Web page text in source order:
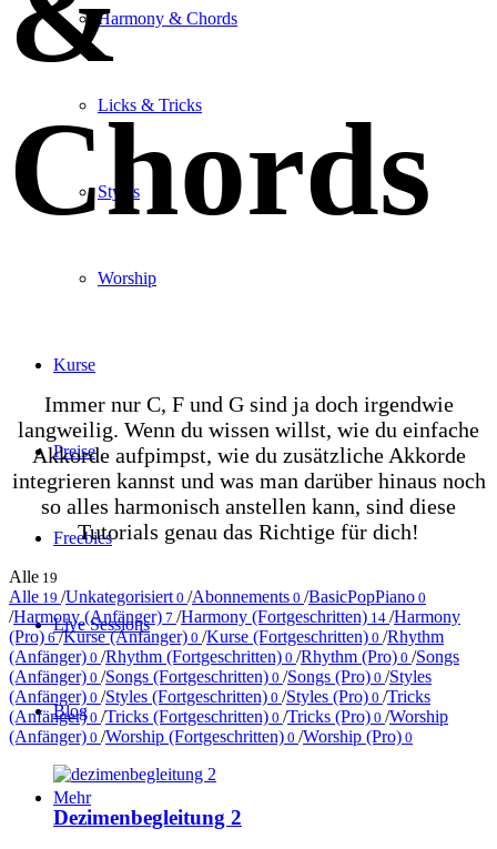
Harmony & Chords
Licks & Tricks
Styles
Worship
Kurse
Preise
Freebies
Live Sessions
Blog
Mehr
Chords
Immer nur C, F und G sind ja doch irgendwie
langweilig. Wenn du wissen willst, wie du einfache
Akkorde aufpimpst, wie du zusätzliche Akkorde
integrieren kannst und was man darüber hinaus noch
so alles harmonisch anstellen kann, sind diese
Tutorials genau das Richtige für dich!
Alle 19
Alle 19 /Unkategorisiert 0 /Abonnements 0 /BasicPopPiano 0
/Harmony (Anfänger) 7 /Harmony (Fortgeschritten) 14 /Harmony
(Pro) 6/Kurse (Anfänger) 0 /Kurse (Fortgeschritten) 0 /Rhythm
(Anfänger) 0 /Rhythm (Fortgeschritten) 0 /Rhythm (Pro) 0 /Songs
(Anfänger) 0 /Songs (Fortgeschritten) 0 /Songs (Pro) 0 /Styles
(Anfänger) 0 /Styles (Fortgeschritten) 0 /Styles (Pro) 0 /Tricks
(Anfänger)0 /Tricks (Fortgeschritten) 0 /Tricks (Pro) 0 /Worship
(Anfänger) 0 /Worship (Fortgeschritten) 0 /Worship (Pro) 0
Dezimenbegleitung 2